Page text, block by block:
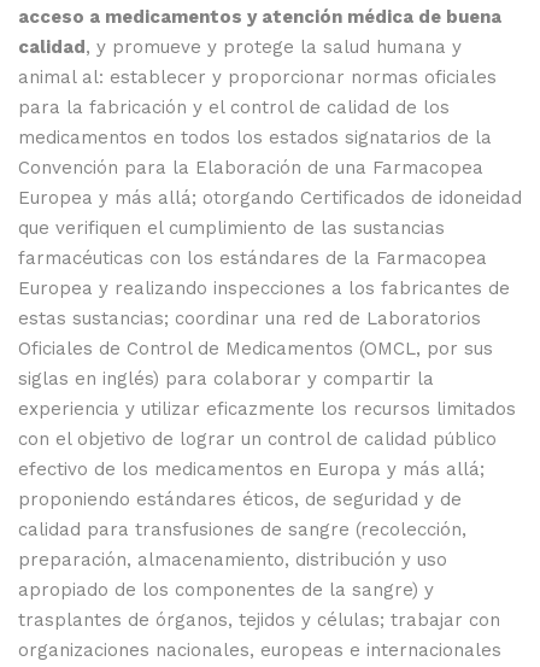
acceso a medicamentos y atención médica de buena
calidad, y promueve y protege la salud humana y
animal al: establecer y proporcionar normas oficiales
para la fabricación y el control de calidad de los
medicamentos en todos los estados signatarios de la
Convención para la Elaboración de una Farmacopea
Europea y más allá; otorgando Certificados de idoneidad
que verifiquen el cumplimiento de las sustancias
farmacéuticas con los estándares de la Farmacopea
Europea y realizando inspecciones a los fabricantes de
estas sustancias; coordinar una red de Laboratorios
Oficiales de Control de Medicamentos (OMCL, por sus
siglas en inglés) para colaborar y compartir la
experiencia y utilizar eficazmente los recursos limitados
con el objetivo de lograr un control de calidad público
efectivo de los medicamentos en Europa y más allá;
proponiendo estándares éticos, de seguridad y de
calidad para transfusiones de sangre (recolección,
preparación, almacenamiento, distribución y uso
apropiado de los componentes de la sangre) y
trasplantes de órganos, tejidos y células; trabajar con
organizaciones nacionales, europeas e internacionales